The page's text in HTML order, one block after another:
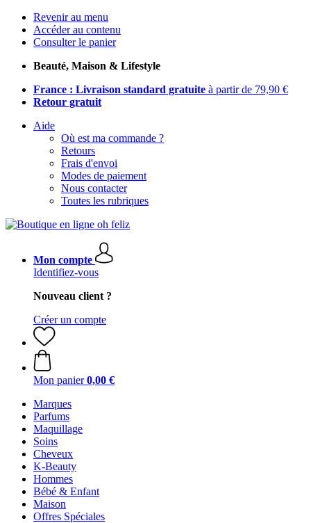
Revenir au menu
Accéder au contenu
Consulter le panier
Beauté, Maison & Lifestyle
France : Livraison standard gratuite à partir de 79,90 €
Retour gratuit
Aide
Où est ma commande ?
Retours
Frais d'envoi
Modes de paiement
Nous contacter
Toutes les rubriques
Mon compte
Identifiez-vous
Nouveau client ?
Créer un compte
Mon panier 0,00 €
Marques
Parfums
Maquillage
Soins
Cheveux
K-Beauty
Hommes
Bébé & Enfant
Maison
Offres Spéciales